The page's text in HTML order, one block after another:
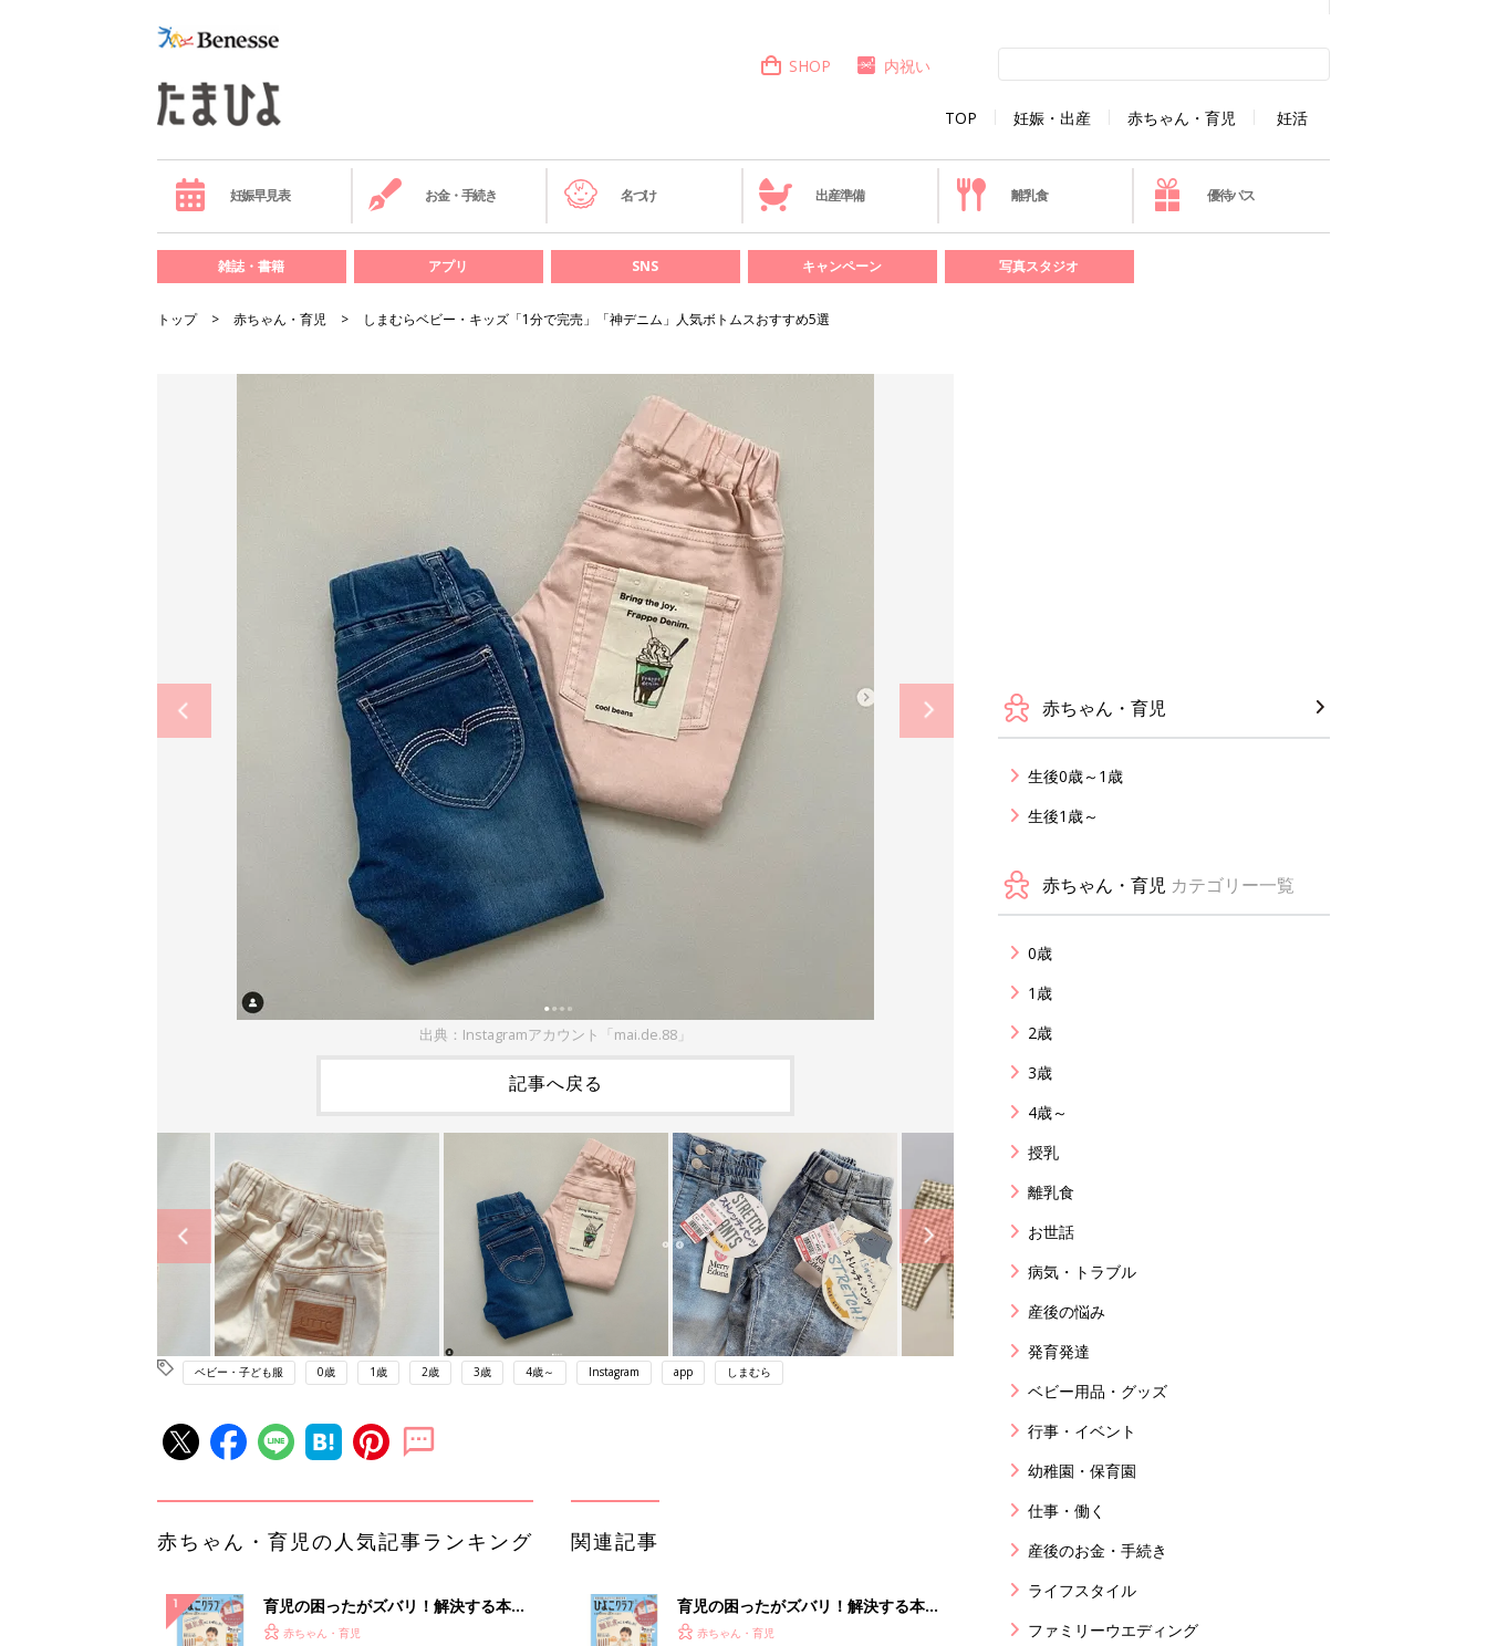
TOP 妊娠・出産 赤ちゃん・育児 妊活
SHOP 内祝い
妊娠早見表 お金・手続き 名づけ 出産準備 離乳食 優待パス
雑誌・書籍 アプリ SNS キャンペーン 写真スタジオ
トップ 赤ちゃん・育児 しまむらベビー・キッズ「1分で完売」「神デニム」人気ボトムスおすすめ5選
出典：Instagramアカウント「mai.de.88」
記事へ戻る
ベビー・子ども服 0歳 1歳 2歳 3歳 4歳～ Instagram app しまむら
赤ちゃん・育児の人気記事ランキング
育児の困ったがズバリ！解決する本
『ひよこクラブ 秋号』 4カ月～2才
赤ちゃん・育児
関連記事
育児の困ったがズバリ！解決する本
『ひよこクラブ 秋号』 4カ月～2才
赤ちゃん・育児
赤ちゃん・育児
生後0歳～1歳
生後1歳～
赤ちゃん・育児 カテゴリー一覧
0歳
1歳
2歳
3歳
4歳～
授乳
離乳食
お世話
病気・トラブル
産後の悩み
発育発達
ベビー用品・グッズ
行事・イベント
幼稚園・保育園
仕事・働く
産後のお金・手続き
ライフスタイル
ファミリーウエディング